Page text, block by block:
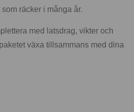
räcker i många år.
med latsdrag, vikter och
växa tillsammans med dina